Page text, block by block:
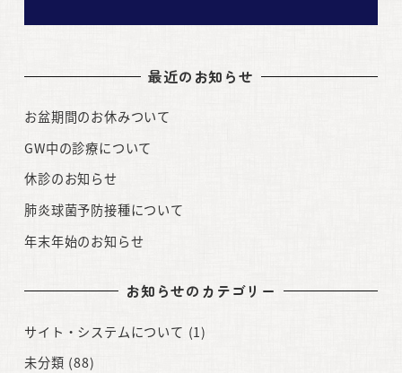
最近のお知らせ
お盆期間のお休みついて
GW中の診療について
休診のお知らせ
肺炎球菌予防接種について
年末年始のお知らせ
お知らせのカテゴリー
サイト・システムについて (1)
未分類 (88)